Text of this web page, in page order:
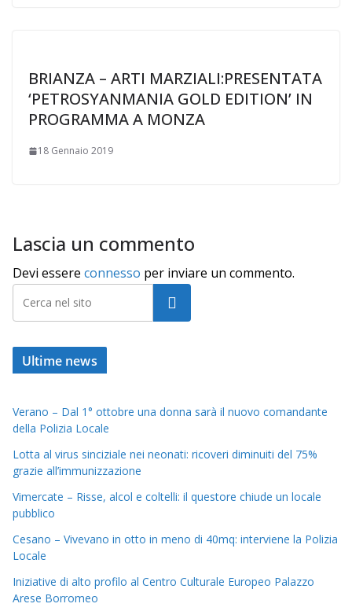
BRIANZA – ARTI MARZIALI:PRESENTATA
‘PETROSYANMANIA GOLD EDITION’ IN
PROGRAMMA A MONZA
18 Gennaio 2019
Lascia un commento
Devi essere connesso per inviare un commento.
Cerca
Ultime news
Verano – Dal 1° ottobre una donna sarà il nuovo comandante
della Polizia Locale
Lotta al virus sinciziale nei neonati: ricoveri diminuiti del 75%
grazie all’immunizzazione
Vimercate – Risse, alcol e coltelli: il questore chiude un locale
pubblico
Cesano – Vivevano in otto in meno di 40mq: interviene la Polizia
Locale
Iniziative di alto profilo al Centro Culturale Europeo Palazzo
Arese Borromeo